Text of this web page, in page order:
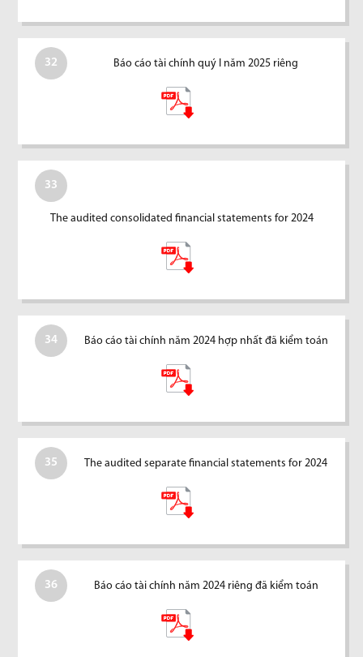
32 Báo cáo tài chính quý I năm 2025 riêng
33
The audited consolidated financial statements for 2024
34 Báo cáo tài chính năm 2024 hợp nhất đã kiểm toán
35 The audited separate financial statements for 2024
36 Báo cáo tài chính năm 2024 riêng đã kiểm toán